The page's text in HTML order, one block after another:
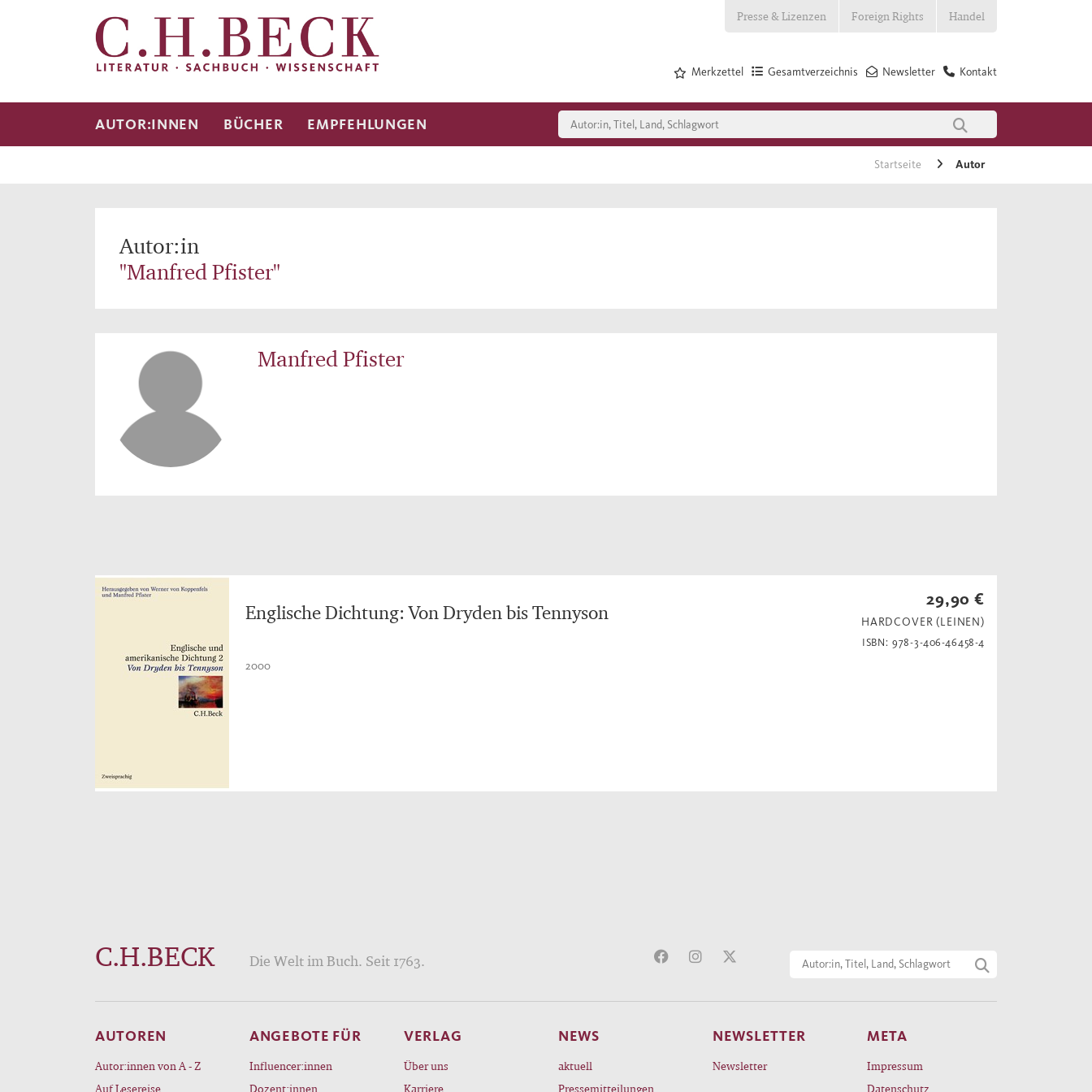
Presse & Lizenzen Foreign Rights Handel
Kontakt
Newsletter
Gesamtverzeichnis
Merkzettel
AUTOR:INNEN BÜCHER EMPFEHLUNGEN
Startseite Autor
Autor:in
"Manfred Pfister"
Manfred Pfister
Englische Dichtung: Von Dryden bis Tennyson
2000
29,90 €
HARDCOVER (LEINEN)
ISBN: 978-3-406-46458-4
C.H.BECK Die Welt im Buch. Seit 1763.
AUTOREN
Autor:innen von A - Z
Auf Lesereise
ANGEBOTE FÜR
Influencer:innen
Dozent:innen
VERLAG
Über uns
Karriere
NEWS
aktuell
Pressemitteilungen
NEWSLETTER
Newsletter
META
Impressum
Datenschutz